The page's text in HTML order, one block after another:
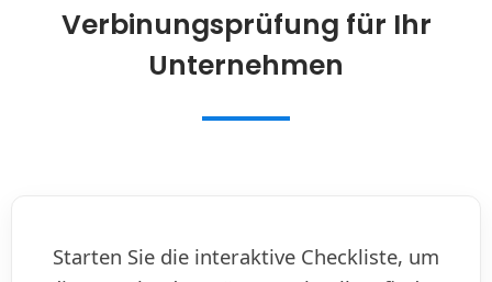
Verbinungsprüfung für Ihr
Unternehmen
Starten Sie die interaktive Checkliste, um